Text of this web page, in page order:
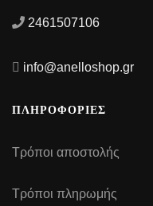
2461507106
info@anelloshop.gr
ΠΛΗΡΟΦΟΡΙΕΣ
Τρόποι αποστολής
Τρόποι πληρωμής